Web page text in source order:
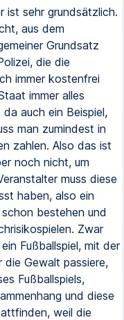
ist sehr grundsätzlich.
aus dem
Grundsatz
die die
immer kostenfrei
immer alles
auch ein Beispiel,
man zumindest in
zahlen. Also das ist
noch nicht, um
muss diese
haben, also ein
bestehen und
Zwar
Fußballspiel, mit der
Gewalt passiere,
Fußballspiels,
und diese
weil die